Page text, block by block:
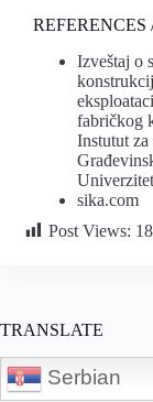
Izveštaj o
fabričkog
Instutut
sika.com
Post Views:
TRANSLATE
Serbian